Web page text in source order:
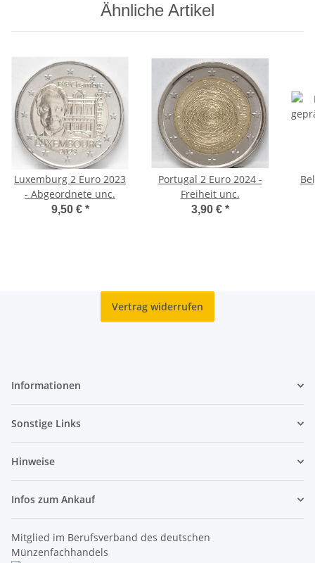
Ähnliche Artikel
Luxemburg 2 Euro 2023
- Abgeordnete unc.
9,50 € *
Portugal 2 Euro 2024 -
Freiheit unc.
3,90 € *
Vertrag widerrufen
Informationen
Sonstige Links
Hinweise
Infos zum Ankauf
Mitglied im Berufsverband des deutschen
Münzenfachhandels